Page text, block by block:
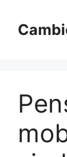
contenuto